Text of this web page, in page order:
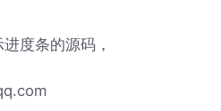
度条的源码，